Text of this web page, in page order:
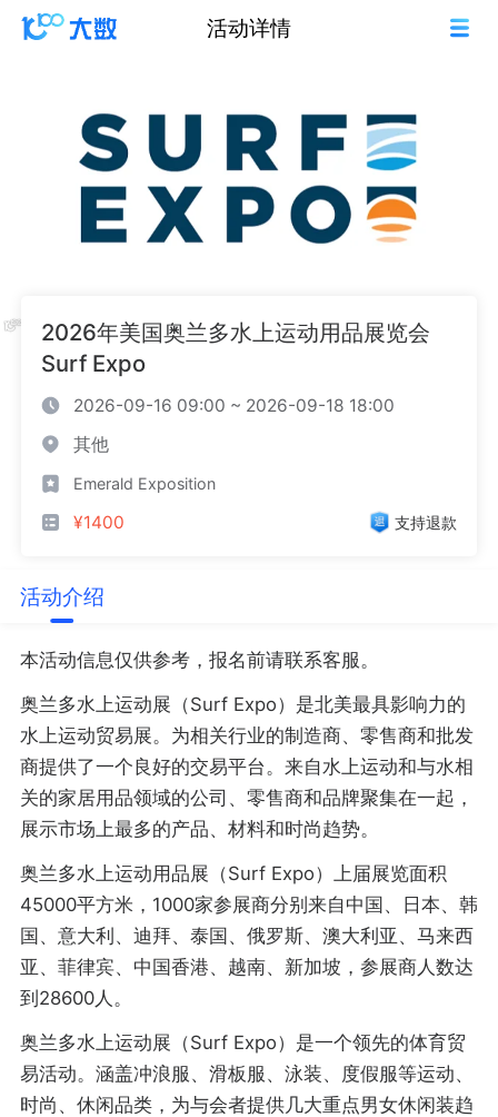
活动详情
2026年美国奥兰多水上运动用品展览会
Surf Expo
2026-09-16 09:00 ~ 2026-09-18 18:00
其他
Emerald Exposition
¥1400 支持退款
活动介绍
本活动信息仅供参考，报名前请联系客服。
奥兰多水上运动展（Surf Expo）是北美最具影响力的
水上运动贸易展。为相关行业的制造商、零售商和批发
商提供了一个良好的交易平台。来自水上运动和与水相
关的家居用品领域的公司、零售商和品牌聚集在一起，
展示市场上最多的产品、材料和时尚趋势。
奥兰多水上运动用品展（Surf Expo）上届展览面积
45000平方米，1000家参展商分别来自中国、日本、韩
国、意大利、迪拜、泰国、俄罗斯、澳大利亚、马来西
亚、菲律宾、中国香港、越南、新加坡，参展商人数达
到28600人。
奥兰多水上运动展（Surf Expo）是一个领先的体育贸
易活动。涵盖冲浪服、滑板服、泳装、度假服等运动、
时尚、休闲品类，为与会者提供几大重点男女休闲装趋